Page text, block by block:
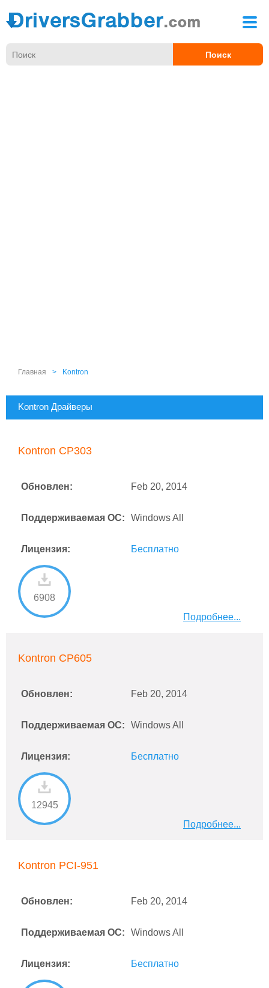
Главная > Kontron
Kontron Драйверы
Kontron CP303
Обновлен: Feb 20, 2014
Поддерживаемая ОС: Windows All
Лицензия: Бесплатно
6908
Подробнее...
Kontron CP605
Обновлен: Feb 20, 2014
Поддерживаемая ОС: Windows All
Лицензия: Бесплатно
12945
Подробнее...
Kontron PCI-951
Обновлен: Feb 20, 2014
Поддерживаемая ОС: Windows All
Лицензия: Бесплатно